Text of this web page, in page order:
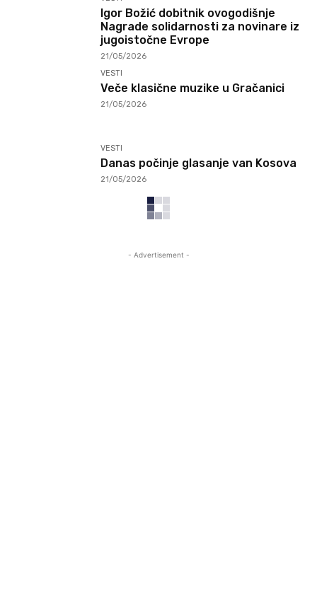
Igor Božić dobitnik ovogodišnje
Nagrade solidarnosti za novinare iz
jugoistočne Evrope
21/05/2026
VESTI
Veče klasične muzike u Gračanici
21/05/2026
VESTI
Danas počinje glasanje van Kosova
21/05/2026
- Advertisement -